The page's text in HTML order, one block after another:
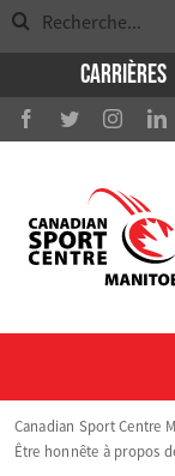
Skip
to
Carrières
Qui nous
Canadian Sport Centre
Être honnête à propos